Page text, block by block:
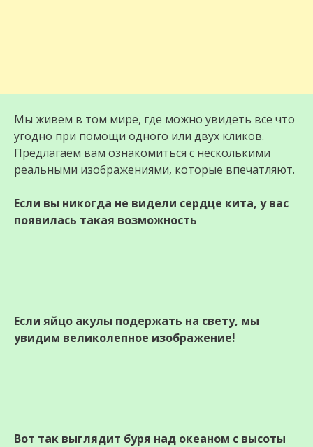
Мы живем в том мире, где можно увидеть все что
угодно при помощи одного или двух кликов.
Предлагаем вам ознакомиться с несколькими
реальными изображениями, которые впечатляют.
Если вы никогда не видели сердце кита, у вас
появилась такая возможность
Если яйцо акулы подержать на свету, мы
увидим великолепное изображение!
Вот так выглядит буря над океаном с высоты